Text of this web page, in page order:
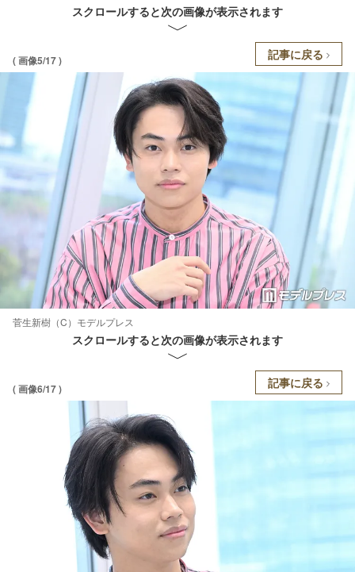
スクロールすると次の画像が表示されます
( 画像5/17 ) 記事に戻る
菅生新樹（C）モデルプレス
スクロールすると次の画像が表示されます
( 画像6/17 ) 記事に戻る